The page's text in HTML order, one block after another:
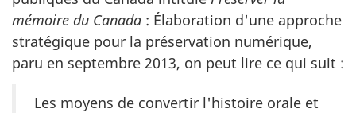
mémoire du Canada : Élaboration d'une approche
stratégique pour la préservation numérique,
paru en septembre 2013, on peut lire ce qui suit :
Les moyens de convertir l'histoire orale et